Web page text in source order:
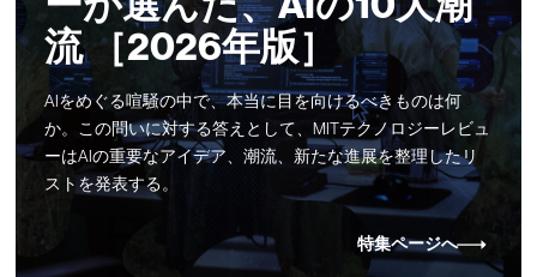
流 ［2026年版］
AIをめぐる喧騒の中で、本当に目を向けるべきものは何
か。この問いに対する答えとして、MITテクノロジーレビュ
ーはAIの重要なアイデア、潮流、新たな進展を整理したリ
ストを発表する。
特集ページへ